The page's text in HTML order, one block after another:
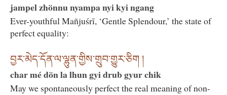
jampel zhönnu nyampa nyi kyi ngang
Ever-youthful Mañjuśrī, ‘Gentle Splendour,’ the state of
perfect equality:
བྱར་མེད་དོན་ལ་ལྷུན་གྱིས་གྲུབ་གྱུར་ཅིག །
char mé dön la lhun gyi drub gyur chik
May we spontaneously perfect the real meaning of non-